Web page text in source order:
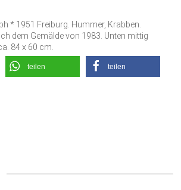
* 1951 Freiburg. Hummer, Krabben.
dem Gemälde von 1983. Unten mittig
84 x 60 cm.
teilen teilen